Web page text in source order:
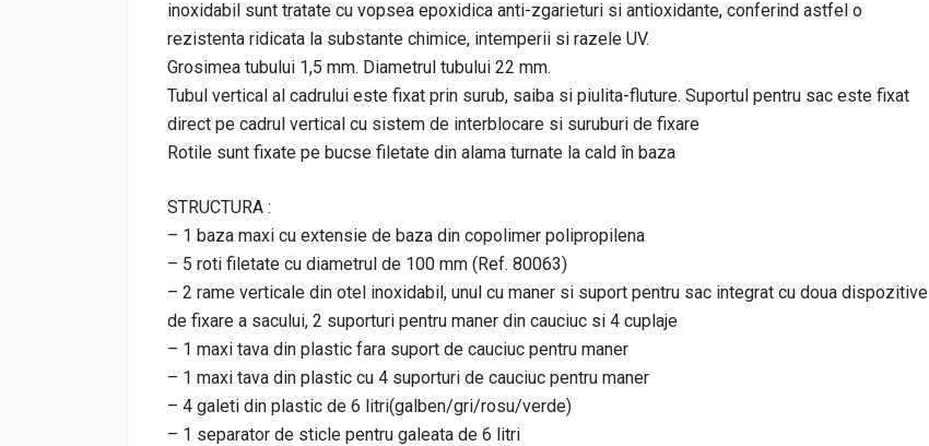
inoxidabil sunt tratate cu vopsea epoxidica anti-zgarieturi si antioxidante, conferind astfel o
rezistenta ridicata la substante chimice, intemperii si razele UV.
Grosimea tubului 1,5 mm. Diametrul tubului 22 mm.
Tubul vertical al cadrului este fixat prin surub, saiba si piulita-fluture. Suportul pentru sac este fixat
direct pe cadrul vertical cu sistem de interblocare si suruburi de fixare
Rotile sunt fixate pe bucse filetate din alama turnate la cald în baza
STRUCTURA :
– 1 baza maxi cu extensie de baza din copolimer polipropilena
– 5 roti filetate cu diametrul de 100 mm (Ref. 80063)
– 2 rame verticale din otel inoxidabil, unul cu maner si suport pentru sac integrat cu doua dispozitive
de fixare a sacului, 2 suporturi pentru maner din cauciuc si 4 cuplaje
– 1 maxi tava din plastic fara suport de cauciuc pentru maner
– 1 maxi tava din plastic cu 4 suporturi de cauciuc pentru maner
– 4 galeti din plastic de 6 litri(galben/gri/rosu/verde)
– 1 separator de sticle pentru galeata de 6 litri